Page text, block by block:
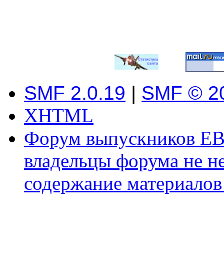
SMF 2.0.19 | SMF ©
XHTML
Форум выпускников
владельцы форума не
содержание